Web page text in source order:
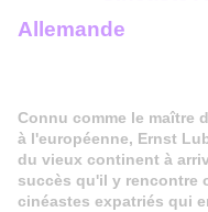
Allemande
Connu comme le maître
à l'européenne, Ernst
du vieux continent à
succès qu'il y rencontre
cinéastes expatriés qui